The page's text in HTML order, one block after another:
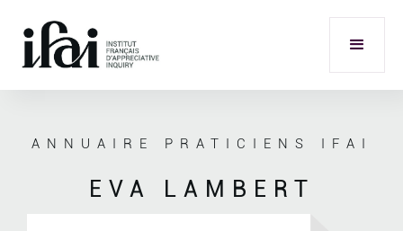
ANNUAIRE PRATICIENS IFAI
EVA LAMBERT